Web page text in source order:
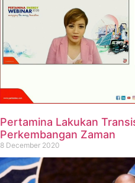
Pertamina Lakukan
Perkembangan Zaman
8 December 2020